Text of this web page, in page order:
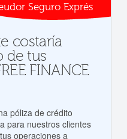
Seguro Exprés
costaría
de tus
FINANCE
póliza de crédito
para nuestros clientes
operaciones a